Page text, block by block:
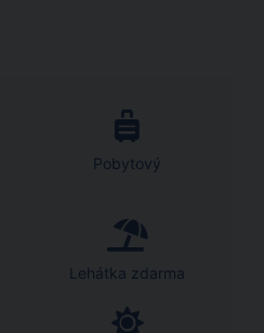
Pobytový
Lehátka zdarma